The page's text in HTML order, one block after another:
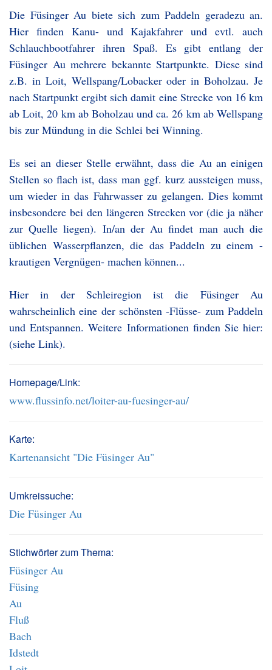
Die Füsinger Au biete sich zum Paddeln geradezu an.
Hier finden Kanu- und Kajakfahrer und evtl. auch
Schlauchbootfahrer ihren Spaß. Es gibt entlang der
Füsinger Au mehrere bekannte Startpunkte. Diese sind
z.B. in Loit, Wellspang/Lobacker oder in Boholzau. Je
nach Startpunkt ergibt sich damit eine Strecke von 16 km
ab Loit, 20 km ab Boholzau und ca. 26 km ab Wellspang
bis zur Mündung in die Schlei bei Winning.
Es sei an dieser Stelle erwähnt, dass die Au an einigen
Stellen so flach ist, dass man ggf. kurz aussteigen muss,
um wieder in das Fahrwasser zu gelangen. Dies kommt
insbesondere bei den längeren Strecken vor (die ja näher
zur Quelle liegen). In/an der Au findet man auch die
üblichen Wasserpflanzen, die das Paddeln zu einem -
krautigen Vergnügen- machen können...
Hier in der Schleiregion ist die Füsinger Au
wahrscheinlich eine der schönsten -Flüsse- zum Paddeln
und Entspannen. Weitere Informationen finden Sie hier:
(siehe Link).
Homepage/Link:
www.flussinfo.net/loiter-au-fuesinger-au/
Karte:
Kartenansicht "Die Füsinger Au"
Umkreissuche:
Die Füsinger Au
Stichwörter zum Thema:
Füsinger Au
Füsing
Au
Fluß
Bach
Idstedt